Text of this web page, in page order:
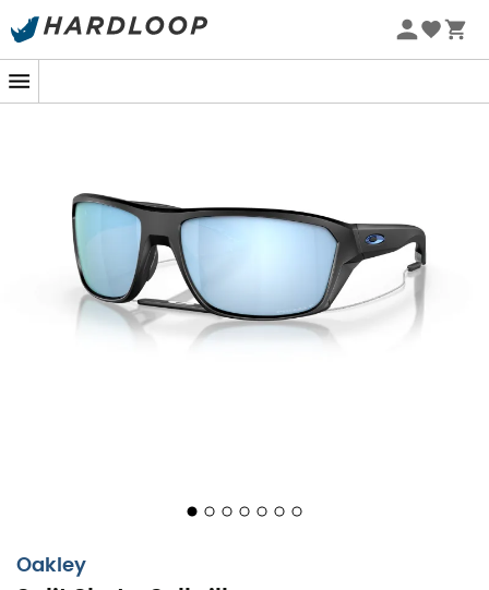
-5% Extra - Kode Summer5
Oakley